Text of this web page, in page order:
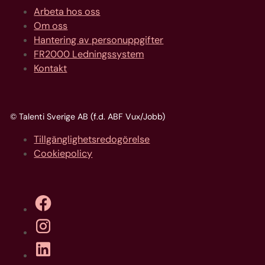
Arbeta hos oss
Om oss
Hantering av personuppgifter
FR2000 Ledningssystem
Kontakt
© Talenti Sverige AB (f.d. ABF Vux/Jobb)
Tillgänglighetsredogörelse
Cookiepolicy